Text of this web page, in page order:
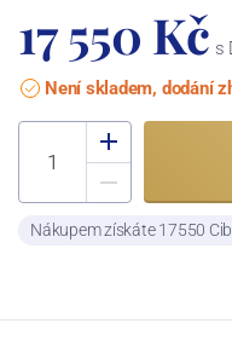
17 550 Kč s
Není skladem, dodání
Nákupem získáte 17550